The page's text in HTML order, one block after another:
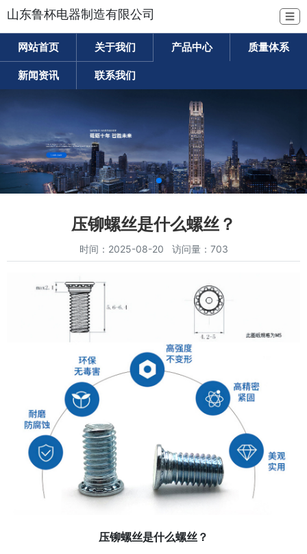
山东鲁杯电器制造有限公司 ☰
网站首页 关于我们 产品中心 质量体系
新闻资讯 联系我们
压铆螺丝是什么螺丝？
时间：2025-08-20 访问量：703
压铆螺丝是什么螺丝？